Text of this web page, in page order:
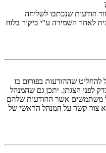
הודעות שנכתבו לשליחה
לאחר השמירה ע"י ביקור בלוח
שההודעות בפורום בו
לפני הצגתן. יתכן גם שהמנהל
משתמשים אשר ההודעות שלהם
צור קשר על המנהל הראשי של